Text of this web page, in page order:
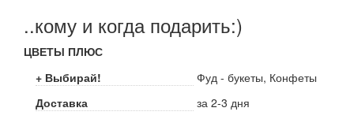
..кому и когда подарить:)
ЦВЕТЫ ПЛЮС
+ Выбирай!
Фуд - букеты, Конфеты
Доставка
за 2-3 дня